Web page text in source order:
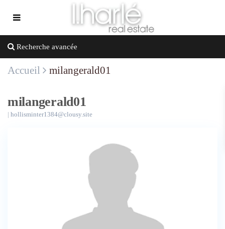
Recherche avancée
Accueil milangerald01
milangerald01
| hollisminter1384@clousy.site